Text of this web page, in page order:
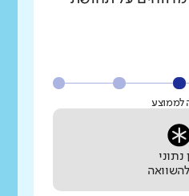
לממוצע
נתוני